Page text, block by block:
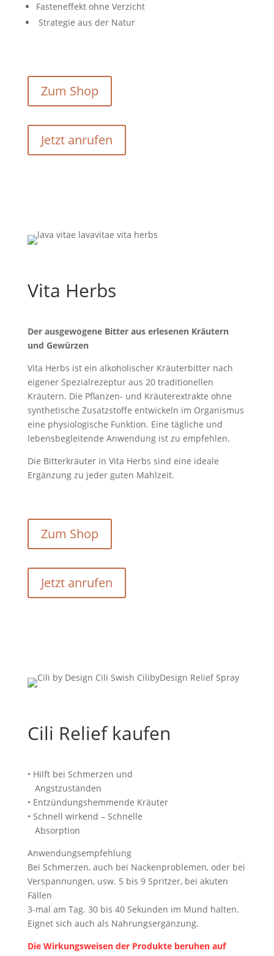
Fasteneffekt ohne Verzicht
Strategie aus der Natur
Zum Shop
Jetzt anrufen
Vita Herbs
Der ausgewogene Bitter aus erlesenen Kräutern
und Gewürzen
Vita Herbs ist ein alkoholischer Kräuterbitter nach
eigener Spezialrezeptur aus 20 traditionellen
Kräutern. Die Pflanzen- und Kräuterextrakte ohne
synthetische Zusatzstoffe entwickeln im Organismus
eine physiologische Funktion. Eine tägliche und
lebensbegleitende Anwendung ist zu empfehlen.
Die Bitterkräuter in Vita Herbs sind eine ideale
Ergänzung zu jeder guten Mahlzeit.
Zum Shop
Jetzt anrufen
Cili Relief kaufen
• Hilft bei Schmerzen und
Angstzuständen
• Entzündungshemmende Kräuter
• Schnell wirkend – Schnelle
Absorption
Anwendungsempfehlung
Bei Schmerzen, auch bei Nackenproblemen, oder bei
Verspannungen, usw. 5 bis 9 Spritzer, bei akuten
Fällen
3-mal am Tag. 30 bis 40 Sekunden im Mund halten.
Eignet sich auch als Nahrungsergänzung.
Die Wirkungsweisen der Produkte beruhen auf